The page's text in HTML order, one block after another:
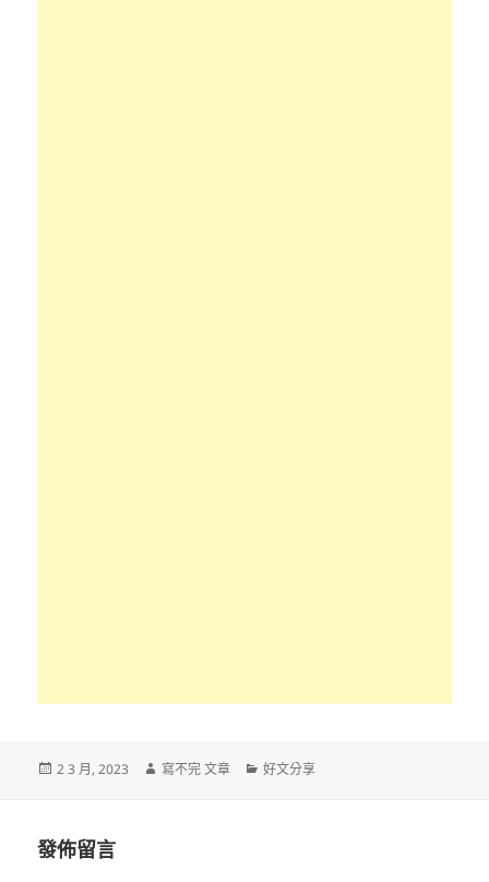
發
2 3 月, 2023
作
寫不完 文章
分
好文分享
發佈留言